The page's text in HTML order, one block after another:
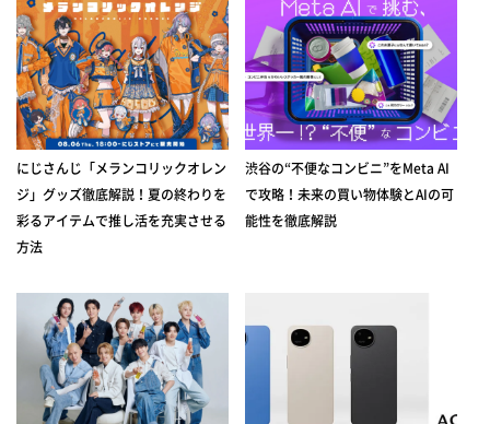
にじさんじ「メランコリックオレン
ジ」グッズ徹底解説！夏の終わりを
彩るアイテムで推し活を充実させる
方法
渋谷の“不便なコンビニ”をMeta AI
で攻略！未来の買い物体験とAIの可
能性を徹底解説